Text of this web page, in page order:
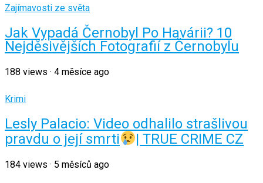
Zajímavosti ze světa
Jak Vypadá Černobyl Po Havárii? 10
Nejděsivějších Fotografií z Černobylu
188 views · 4 měsíce ago
Krimi
Lesly Palacio: Video odhalilo strašlivou
pravdu o její smrti
| TRUE CRIME CZ
184 views · 5 měsíců ago